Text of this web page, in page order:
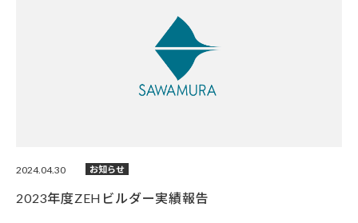
2024.04.30 お知らせ
2023年度ZEHビルダー実績報告